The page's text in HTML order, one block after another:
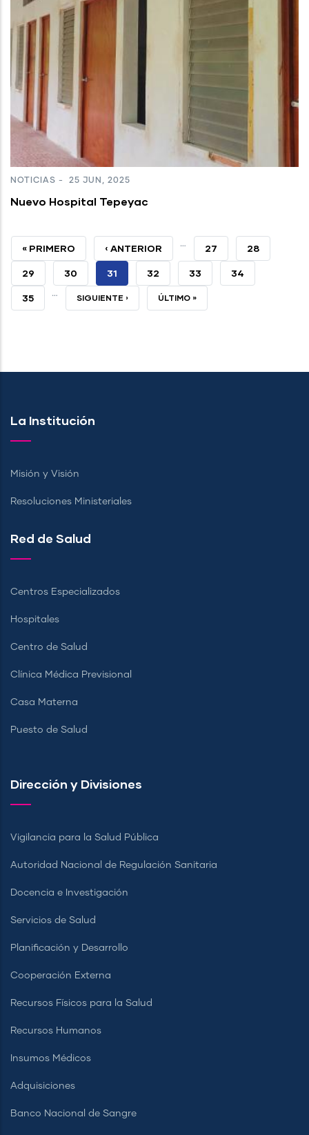
NOTICIAS - 25 JUN, 2025
Nuevo Hospital Tepeyac
PRIMERA
PÁGINA
« PRIMERO
PÁGINA
ANTERIOR
‹ ANTERIOR … PAGE
27 PAGE
28
PAGE
29 PAGE
30
PÁGINA
ACTUAL
31 PAGE
32 PAGE
33 PAGE
34
PAGE
35 … SIGUIENTE
SIGUIENTE › ÚLTIMA
ÚLTIMO »
La Institución
Misión y Visión
Resoluciones Ministeriales
Red de Salud
Centros Especializados
Hospitales
Centro de Salud
Clínica Médica Previsional
Casa Materna
Puesto de Salud
Dirección y Divisiones
Vigilancia para la Salud Pública
Autoridad Nacional de Regulación Sanitaria
Docencia e Investigación
Servicios de Salud
Planificación y Desarrollo
Cooperación Externa
Recursos Físicos para la Salud
Recursos Humanos
Insumos Médicos
Adquisiciones
Banco Nacional de Sangre